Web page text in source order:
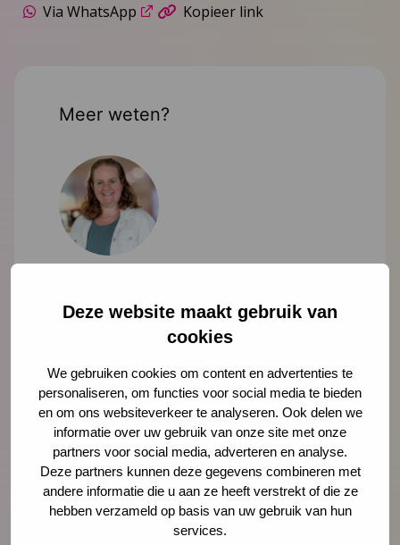
Deze website maakt gebruik van
cookies
We gebruiken cookies om content en advertenties te
personaliseren, om functies voor social media te bieden
en om ons websiteverkeer te analyseren. Ook delen we
informatie over uw gebruik van onze site met onze
partners voor social media, adverteren en analyse.
Deze partners kunnen deze gegevens combineren met
andere informatie die u aan ze heeft verstrekt of die ze
hebben verzameld op basis van uw gebruik van hun
services.
Via WhatsApp
Kopieer link
Meer weten?
oengelse@ncj.nl
06 - 53 97 60 45
Lees meer over Ondine Engelse
"*" geeft vereiste velden aan